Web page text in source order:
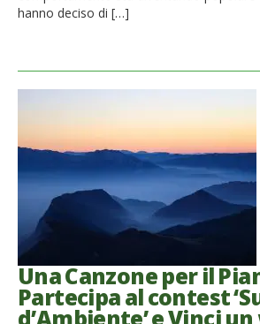
hanno deciso di […]
Una Canzone per il
Partecipa al contest
d’Ambiente’ e Vinci